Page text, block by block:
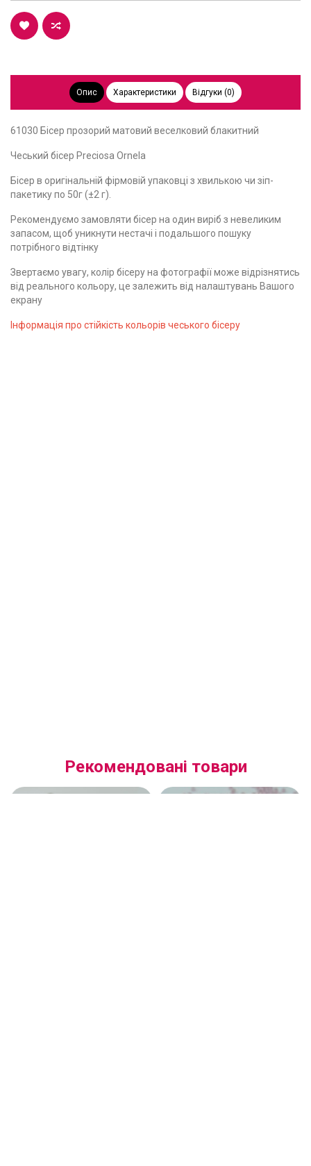
Опис Характеристики Відгуки (0)
61030 Бісер прозорий матовий веселковий блакитний
Чеський бісер Preciosa Ornela
Бісер в оригінальній фірмовій упаковці з хвилькою чи зіп-
пакетику по 50г (±2 г).
Рекомендуємо замовляти бісер на один виріб з невеликим
запасом, щоб уникнути нестачі і подальшого пошуку
потрібного відтінку
Звертаємо увагу, колір бісеру на фотографії може відрізнятись
від реального кольору, це залежить від налаштувань Вашого
екрану
Інформація про стійкість кольорів чеського бісеру
Рекомендовані товари